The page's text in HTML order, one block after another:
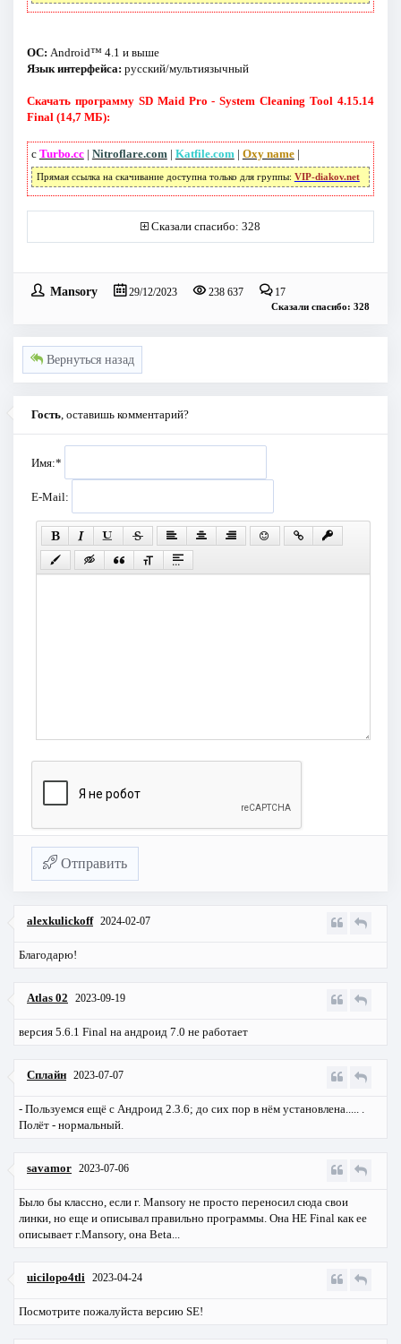
ОС: Android™ 4.1 и выше
Язык интерфейса: русский/мультиязычный
Скачать программу SD Maid Pro - System Cleaning Tool 4.15.14
Final (14,7 МБ):
с Turbo.cc| Nitroflare.com| Katfile.com| Oxy name|
Прямая ссылка на скачивание доступна только для группы: VIP-diakov.net
Сказали спасибо: 328
Mansory 29/12/2023 238 637 17
Сказали спасибо: 328
Вернуться назад
Гость, оставишь комментарий?
Имя:*
E-Mail:
Отправить
alexkulickoff 2024-02-07
Благодарю!
Atlas 02 2023-09-19
версия 5.6.1 Final на андроид 7.0 не работает
Сплайн 2023-07-07
- Пользуемся ещё с Андроид 2.3.6; до сих пор в нём установлена..... .
Полёт - нормальный.
savamor 2023-07-06
Было бы классно, если г. Mansory не просто переносил сюда свои
линки, но еще и описывал правильно программы. Она НЕ Final как ее
описывает г.Mansory, она Beta...
uicilopo4tli 2023-04-24
Посмотрите пожалуйста версию SE!